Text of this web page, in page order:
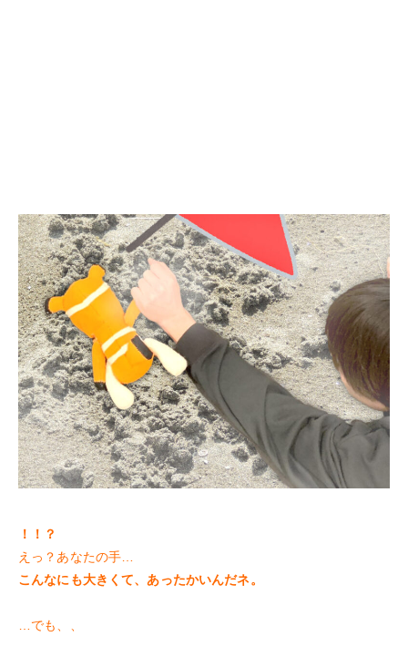
！！？
えっ？あなたの手…
こんなにも大きくて、あったかいんだネ。
…でも、、